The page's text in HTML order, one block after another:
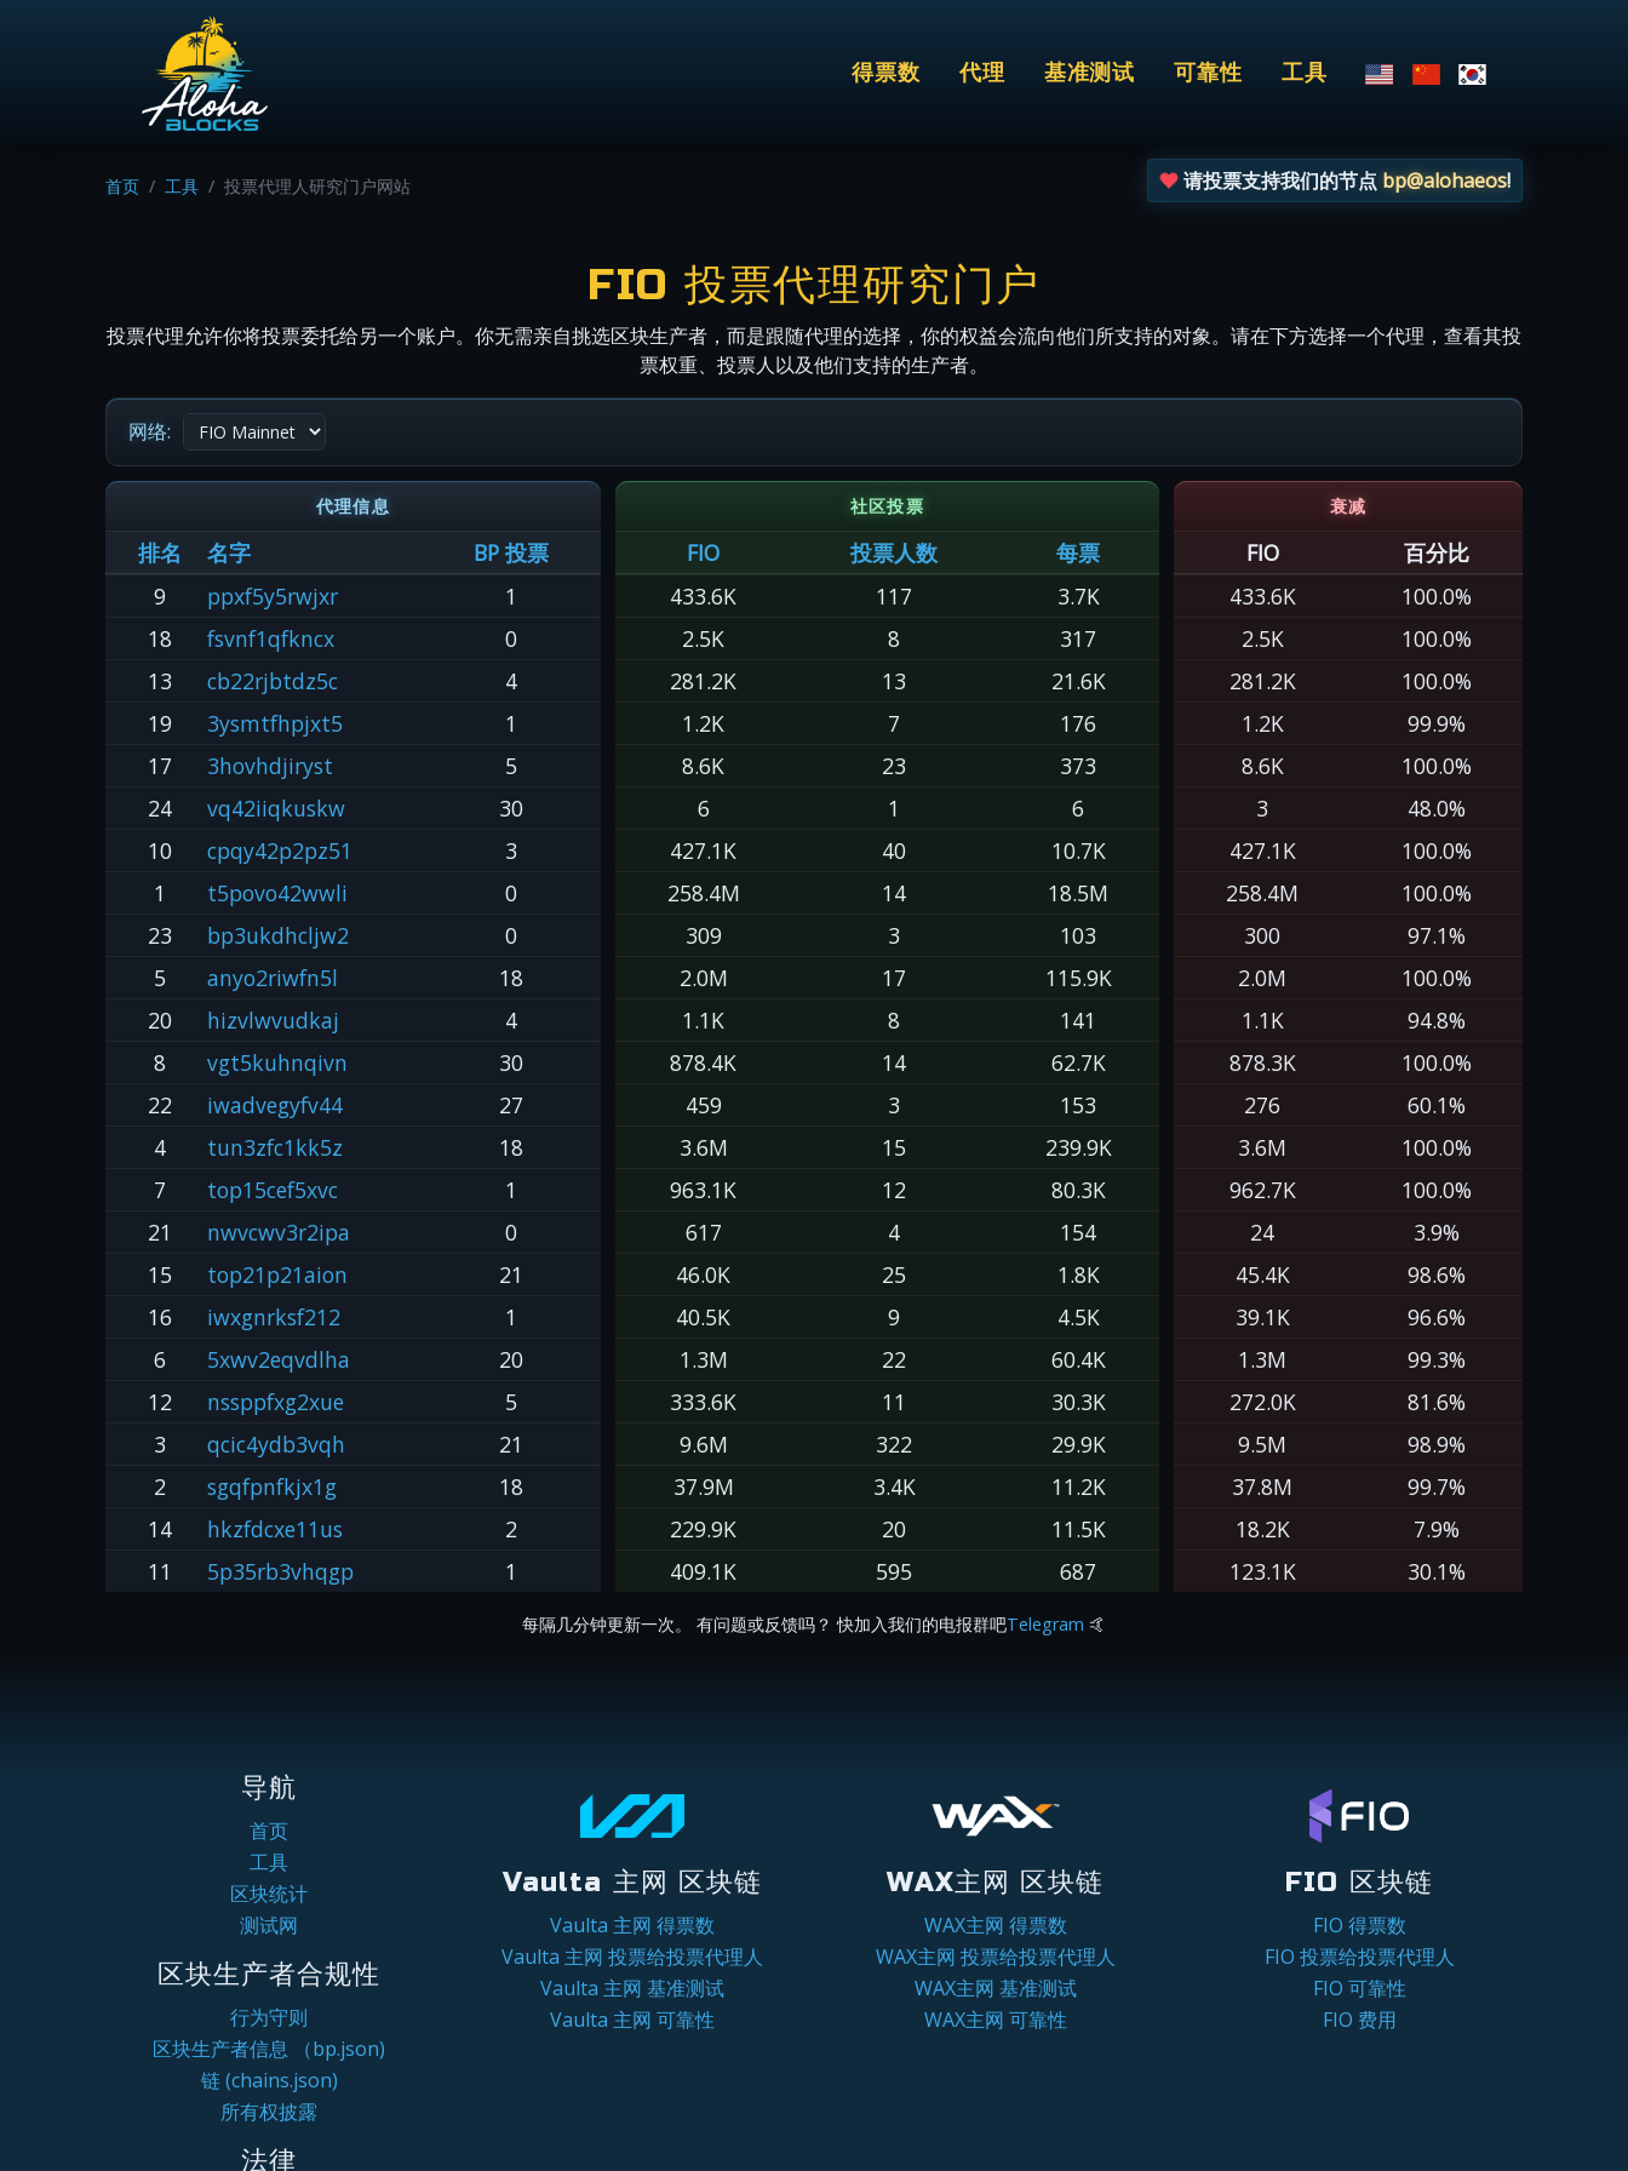
得票数 代理 基准测试 可靠性 工具
首页 工具 投票代理人研究门户网站 请投票支持我们的节点 bp@alohaeos!
FIO 投票代理研究门户
投票代理允许你将投票委托给另一个账户。你无需亲自挑选区块生产者，而是跟随代理的选择，你的权益会流向他们所支持的对象。请在下方选择一个代理，查看其投
票权重、投票人以及他们支持的生产者。
网络:
代理信息 社区投票 衰减
排名 名字 BP 投票 FIO 投票人数 每票 FIO
百分比
9
ppxf5y5rwjxr 1 433.6K 117 3.7K 433.6K
100.0%
18
fsvnf1qfkncx 0 2.5K 8 317 2.5K
100.0%
13
cb22rjbtdz5c 4 281.2K 13 21.6K 281.2K
100.0%
19
3ysmtfhpjxt5 1 1.2K 7 176 1.2K
99.9%
17
3hovhdjiryst 5 8.6K 23 373 8.6K
100.0%
24
vq42iiqkuskw 30 6 1 6 3
48.0%
10
cpqy42p2pz51 3 427.1K 40 10.7K 427.1K
100.0%
1
t5povo42wwli 0 258.4M 14 18.5M 258.4M
100.0%
23
bp3ukdhcljw2 0 309 3 103 300
97.1%
5
anyo2riwfn5l 18 2.0M 17 115.9K 2.0M
100.0%
20
hizvlwvudkaj 4 1.1K 8 141 1.1K
94.8%
8
vgt5kuhnqivn 30 878.4K 14 62.7K 878.3K
100.0%
22
iwadvegyfv44 27 459 3 153 276
60.1%
4
tun3zfc1kk5z 18 3.6M 15 239.9K 3.6M
100.0%
7
top15cef5xvc 1 963.1K 12 80.3K 962.7K
100.0%
21
nwvcwv3r2ipa 0 617 4 154 24
3.9%
15
top21p21aion 21 46.0K 25 1.8K 45.4K
98.6%
16
iwxgnrksf212 1 40.5K 9 4.5K 39.1K
96.6%
6
5xwv2eqvdlha 20 1.3M 22 60.4K 1.3M
99.3%
12
nssppfxg2xue 5 333.6K 11 30.3K 272.0K
81.6%
3
qcic4ydb3vqh 21 9.6M 322 29.9K 9.5M
98.9%
2
sgqfpnfkjx1g 18 37.9M 3.4K 11.2K 37.8M
99.7%
14
hkzfdcxe11us 2 229.9K 20 11.5K 18.2K
7.9%
11
5p35rb3vhqgp 1 409.1K 595 687 123.1K 30.1%
每隔几分钟更新一次。 有问题或反馈吗？ 快加入我们的电报群吧Telegram 🤙
导航
首页
工具
区块统计
测试网
区块生产者合规性
行为守则
区块生产者信息 （bp.json)
链 (chains.json)
所有权披露
法律
Vaulta 主网 区块链
Vaulta 主网 得票数
Vaulta 主网 投票给投票代理人
Vaulta 主网 基准测试
Vaulta 主网 可靠性
WAX主网 区块链
WAX主网 得票数
WAX主网 投票给投票代理人
WAX主网 基准测试
WAX主网 可靠性
FIO 区块链
FIO 得票数
FIO 投票给投票代理人
FIO 可靠性
FIO 费用